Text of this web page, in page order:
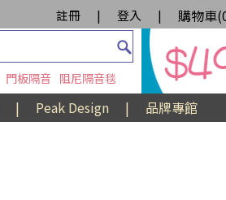
註冊 | 登入 | 購物車(
門板隔音 阻尼隔音毯
| Peak Design |
品牌專館